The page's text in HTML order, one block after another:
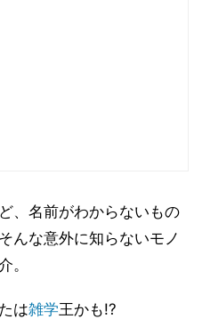
、名前がわからないもの
んな意外に知らないモノ
。
は雑学王かも!?